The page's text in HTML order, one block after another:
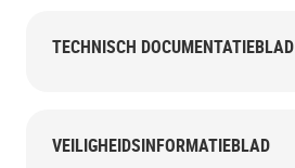
TECHNISCH DOCUMENTATIEBLAD
VEILIGHEIDSINFORMATIEBLAD